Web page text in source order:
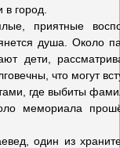
город.
приятные
душа. Около
дети,
что могут
где выбиты
мемориала
один из